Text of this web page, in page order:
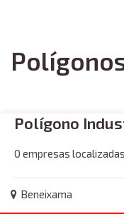
Polígono
0 empresas localizadas
Beneixama